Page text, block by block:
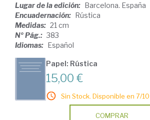
Lugar de la edición: Barcelona. España
Encuadernación: Rústica
Medidas: 21 cm
Nº Pág.: 383
Idiomas: Español
Papel: Rústica
15,00 €
Sin Stock. Disponible en 7/
COMPRAR